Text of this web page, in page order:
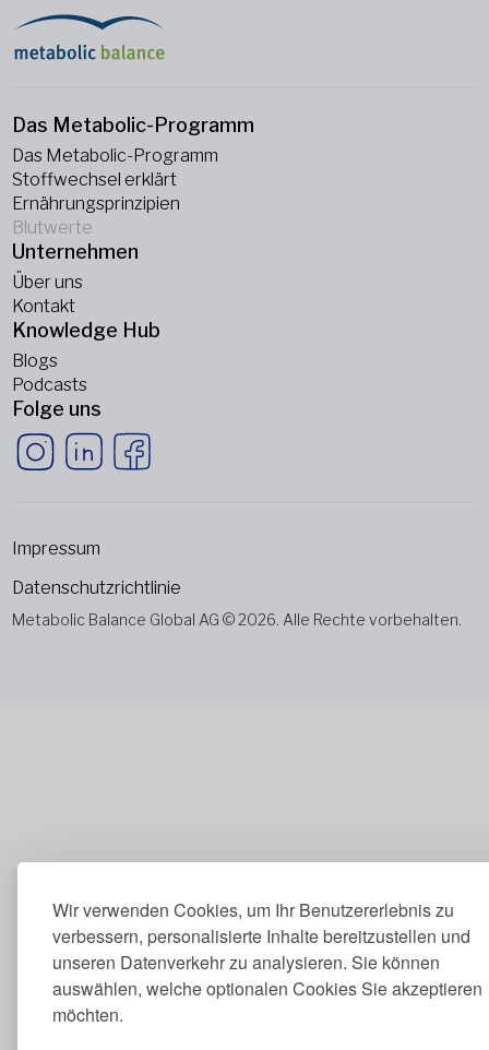
Wir verwenden Cookies, um Ihr Benutzererlebnis zu
verbessern, personalisierte Inhalte bereitzustellen und
unseren Datenverkehr zu analysieren. Sie können
auswählen, welche optionalen Cookies Sie akzeptieren
möchten.
Das Metabolic-Programm
Das Metabolic-Programm
Stoffwechsel erklärt
Ernährungsprinzipien
Blutwerte
Unternehmen
Über uns
Kontakt
Knowledge Hub
Blogs
Podcasts
Folge uns
Metabolic Balance Global AG © 2026. Alle Rechte vorbehalten.
Impressum
Datenschutzrichtlinie